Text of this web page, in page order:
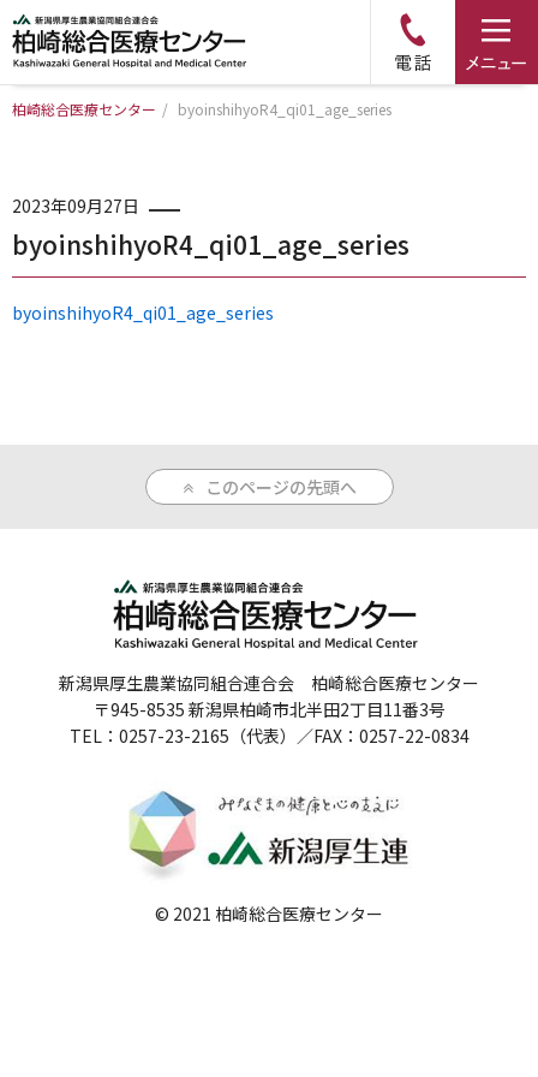
病院について
診療科・部門のご案内
入院のご案内
医療関係者の方へ
病院誌
個人情報保護方針
反社会的勢力に対する基本方針
院内感染対策指針
柏崎総合医療センター / byoinshihyoR4_qi01_age_series
2023年09月27日
byoinshihyoR4_qi01_age_series
byoinshihyoR4_qi01_age_series
このページの先頭へ
新潟県厚生農業協同組合連合会 柏崎総合医療センター
〒945-8535 新潟県柏崎市北半田2丁目11番3号
TEL：0257-23-2165（代表）／FAX：0257-22-0834
© 2021 柏崎総合医療センター